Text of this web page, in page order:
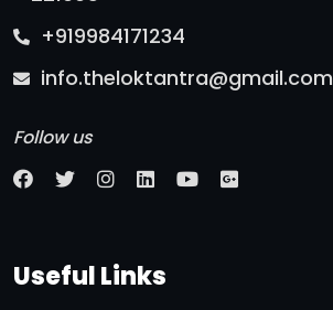
+919984171234
info.theloktantra@gmail.com
Follow us
Useful Links